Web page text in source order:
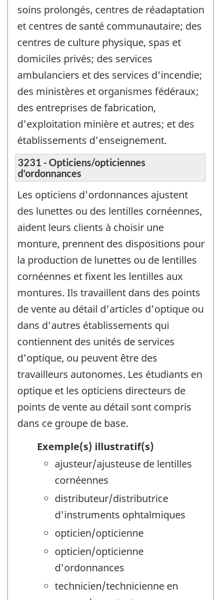
soins prolongés, centres de réadaptation
et centres de santé communautaire; des
centres de culture physique, spas et
domiciles privés; des services
ambulanciers et des services d'incendie;
des ministères et organismes fédéraux;
des entreprises de fabrication,
d'exploitation minière et autres; et des
établissements d'enseignement.
3231 - Opticiens/opticiennes
d'ordonnances
Les opticiens d'ordonnances ajustent
des lunettes ou des lentilles cornéennes,
aident leurs clients à choisir une
monture, prennent des dispositions pour
la production de lunettes ou de lentilles
cornéennes et fixent les lentilles aux
montures. Ils travaillent dans des points
de vente au détail d'articles d'optique ou
dans d'autres établissements qui
contiennent des unités de services
d'optique, ou peuvent être des
travailleurs autonomes. Les étudiants en
optique et les opticiens directeurs de
points de vente au détail sont compris
dans ce groupe de base.
Exemple(s) illustratif(s)
ajusteur/ajusteuse de lentilles
cornéennes
distributeur/distributrice
d'instruments ophtalmiques
opticien/opticienne
opticien/opticienne
d'ordonnances
technicien/technicienne en